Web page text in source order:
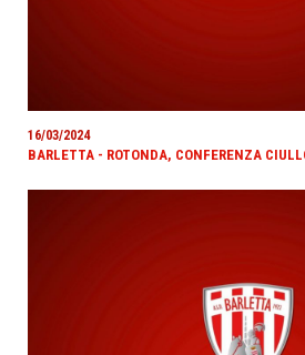
16/03/2024
BARLETTA - ROTONDA, CONFERENZA